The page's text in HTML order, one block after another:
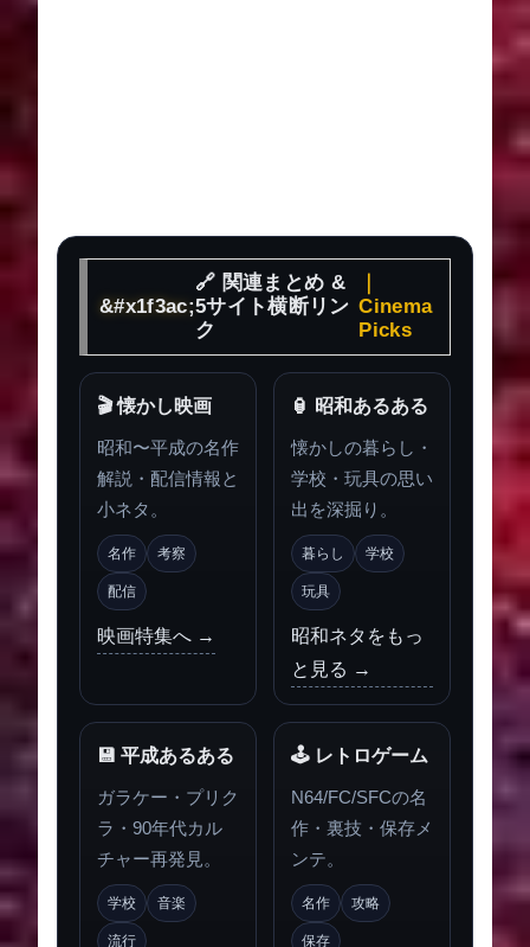
🔗 関連まとめ &
5サイト横断リン
ク
Cinema
Picks
🎬 懐かし映画
昭和〜平成の名作
解説・配信情報と
小ネタ。
名作 考察
配信
映画特集へ →
🏮 昭和あるある
懐かしの暮らし・
学校・玩具の思い
出を深掘り。
暮らし 学校
玩具
昭和ネタをもっ
と見る →
💾 平成あるある
ガラケー・プリク
ラ・90年代カル
チャー再発見。
学校 音楽
流行
🕹 レトロゲーム
N64/FC/SFCの名
作・裏技・保存メ
ンテ。
名作 攻略
保存